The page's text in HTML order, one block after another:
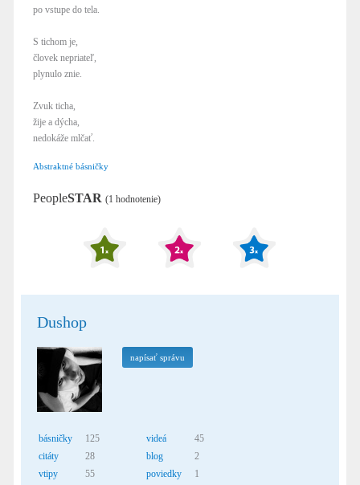
po vstupe do tela.
S tichom je,
človek nepriateľ,
plynulo znie.
Zvuk ticha,
žije a dýcha,
nedokáže mlčať.
Abstraktné básničky
PeopleSTAR (1 hodnotenie)
Dushop
napísať správu
básničky
125
citáty
28
vtipy
55
videá
45
blog
2
poviedky
1